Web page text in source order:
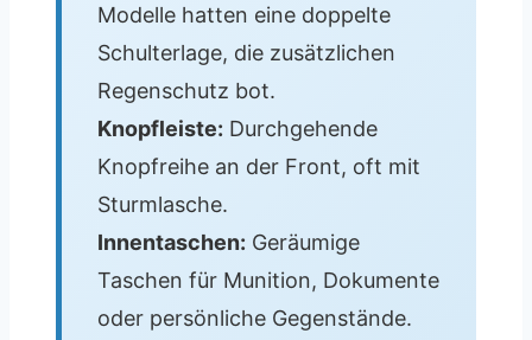
Modelle hatten eine doppelte
Schulterlage, die zusätzlichen
Regenschutz bot.
Knopfleiste: Durchgehende
Knopfreihe an der Front, oft mit
Sturmlasche.
Innentaschen: Geräumige
Taschen für Munition, Dokumente
oder persönliche Gegenstände.